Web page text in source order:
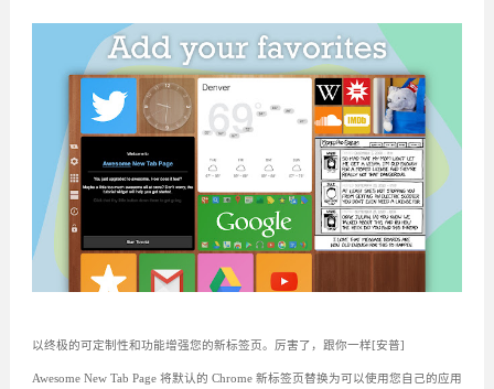
以终极的可定制性和功能增强您的新标签页。厉害了，跟你一样[安普]
Awesome New Tab Page 将默认的 Chrome 新标签页替换为可以使用您自己的应用